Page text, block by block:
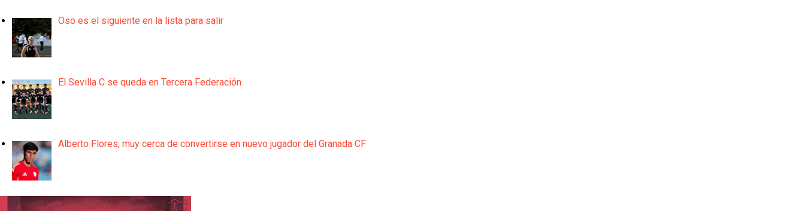
Oso es el siguiente en la lista para salir
El Sevilla C se queda en Tercera Federación
Alberto Flores, muy cerca de convertirse en nuevo jugador del Granada CF